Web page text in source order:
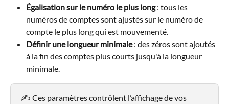
Égalisation sur le numéro le plus long : tous les
numéros de comptes sont ajustés sur le numéro de
compte le plus long qui est mouvementé.
Définir une longueur minimale : des zéros sont ajoutés
à la fin des comptes plus courts jusqu'à la longueur
minimale.
✍️ Ces paramètres contrôlent l’affichage de vos